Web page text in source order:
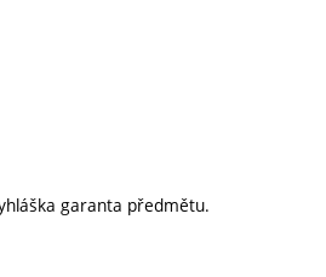
garanta předmětu.